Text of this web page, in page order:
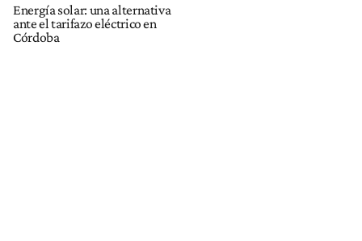
Energía solar: una alternativa
ante el tarifazo eléctrico en
Córdoba